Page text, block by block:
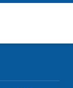
Veneto